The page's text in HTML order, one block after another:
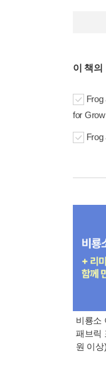
이 책의
Frog
for
Frog
비룡소
패브릭
원 이